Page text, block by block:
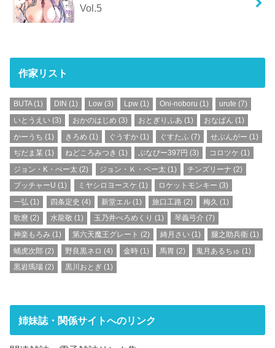
Vol.5
作家リスト
BUTA(1) DIN (1) Low(3) Lpw (1) Oni-noboru (1) urute (7)
いとうえい (3) おかのはじめ (3) おとぎりふあ (1) おなぱん (1)
かーうち (1) きろめ (1) ぐうすか(1) ぐすたふ (7) せぶんがー (1)
ぢだま某 (1) ねどころみつき (1) ぶなぴー397円 (3) コロツケ (1)
ジョン・K・ぺー太 (2) ジョン・Ｋ・ペー太 (1) チンズリーナ (2)
ブッチャーU (1) ミヤシロヨースケ (1) ロケットモンキー (3)
一弘 (1) 四条定史 (4) 新堂エル(1) 旅口工路 (2) 梅久 (1)
歌麿 (2) 水龍敬 (1) 玉乃井ぺろめくり (1) 琴義弓介 (7)
神楽もろみ (1) 第六天魔王グレート (2) 綺月さい(1) 腿之助兵衛 (1)
蛹虎次郎 (2) 野良黒ネロ (4) 金時(1) 馬胃 (2) 鬼月あるちゅ (1)
黒岩瑪瑙 (2) 黒川おとぎ (1)
姉妹誌・関係サイトへのリンク